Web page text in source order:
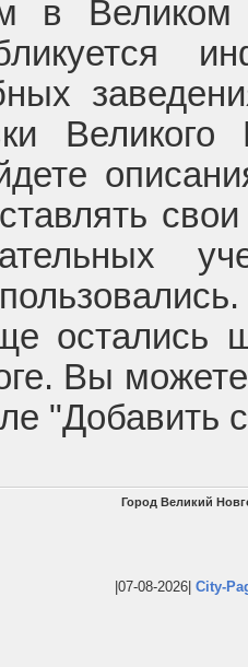
в
остались
Вы
"Добавить
Город Великий
|07-08-2026| City-